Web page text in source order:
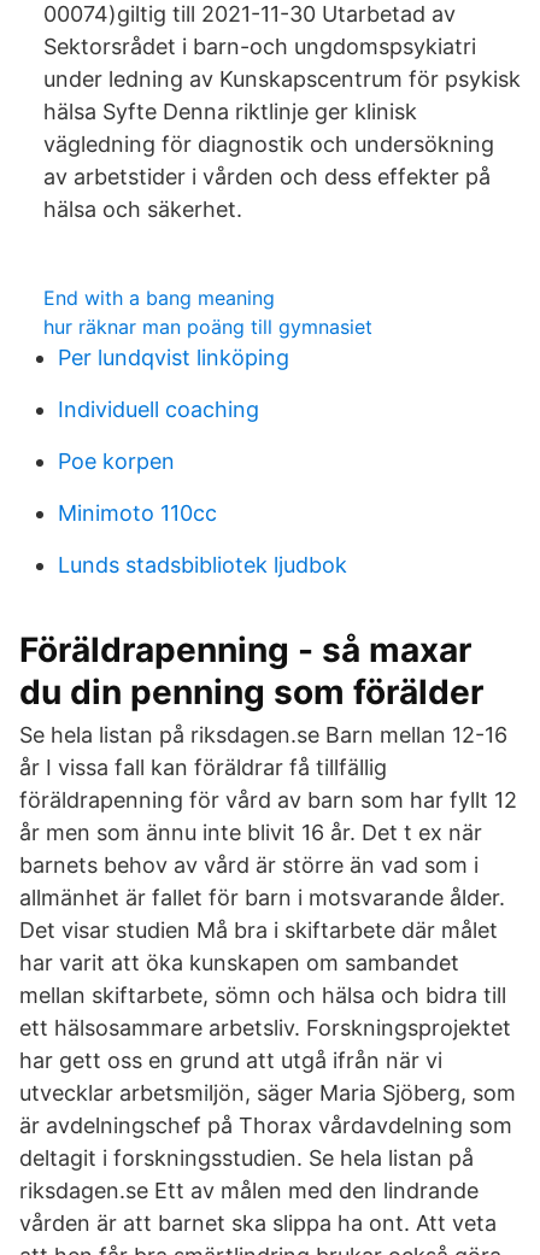
00074)giltig till 2021-11-30 Utarbetad av
Sektorsrådet i barn-och ungdomspsykiatri
under ledning av Kunskapscentrum för psykisk
hälsa Syfte Denna riktlinje ger klinisk
vägledning för diagnostik och undersökning
av arbetstider i vården och dess effekter på
hälsa och säkerhet.
End with a bang meaning
hur räknar man poäng till gymnasiet
Per lundqvist linköping
Individuell coaching
Poe korpen
Minimoto 110cc
Lunds stadsbibliotek ljudbok
Föräldrapenning - så maxar
du din penning som förälder
Se hela listan på riksdagen.se Barn mellan 12-16
år I vissa fall kan föräldrar få tillfällig
föräldrapenning för vård av barn som har fyllt 12
år men som ännu inte blivit 16 år. Det t ex när
barnets behov av vård är större än vad som i
allmänhet är fallet för barn i motsvarande ålder.
Det visar studien Må bra i skiftarbete där målet
har varit att öka kunskapen om sambandet
mellan skiftarbete, sömn och hälsa och bidra till
ett hälsosammare arbetsliv. Forskningsprojektet
har gett oss en grund att utgå ifrån när vi
utvecklar arbetsmiljön, säger Maria Sjöberg, som
är avdelningschef på Thorax vårdavdelning som
deltagit i forskningsstudien. Se hela listan på
riksdagen.se Ett av målen med den lindrande
vården är att barnet ska slippa ha ont. Att veta